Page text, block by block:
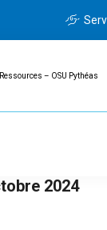
OSU
Ressources
2024